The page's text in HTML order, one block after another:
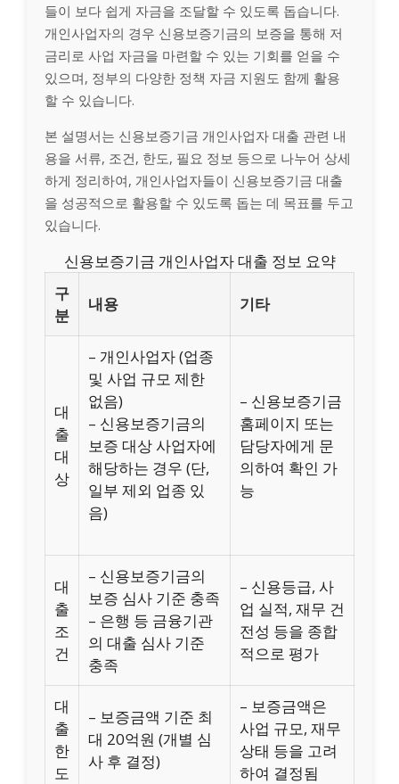
들이 보다 쉽게 자금을 조달할 수 있도록 돕습니다.
개인사업자의 경우 신용보증기금의 보증을 통해 저
금리로 사업 자금을 마련할 수 있는 기회를 얻을 수
있으며, 정부의 다양한 정책 자금 지원도 함께 활용
할 수 있습니다.
본 설명서는 신용보증기금 개인사업자 대출 관련 내
용을 서류, 조건, 한도, 필요 정보 등으로 나누어 상세
하게 정리하여, 개인사업자들이 신용보증기금 대출
을 성공적으로 활용할 수 있도록 돕는 데 목표를 두고
있습니다.
신용보증기금 개인사업자 대출 정보 요약
구
분
내용 기타
대
출
대
상
– 개인사업자 (업종
및 사업 규모 제한
없음)
– 신용보증기금의
보증 대상 사업자에
해당하는 경우 (단,
일부 제외 업종 있
음)
– 신용보증기금
홈페이지 또는
담당자에게 문
의하여 확인 가
능
대
출
조
건
– 신용보증기금의
보증 심사 기준 충족
– 은행 등 금융기관
의 대출 심사 기준
충족
– 신용등급, 사
업 실적, 재무 건
전성 등을 종합
적으로 평가
대
출
한
도
– 보증금액 기준 최
대 20억원 (개별 심
사 후 결정)
– 보증금액은
사업 규모, 재무
상태 등을 고려
하여 결정됨